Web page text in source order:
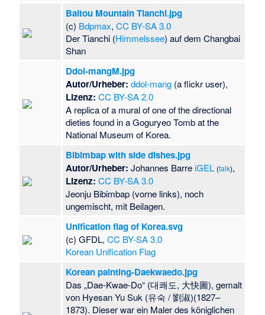
Baitou Mountain Tianchi.jpg
(c) Bdpmax,CC BY-SA 3.0
Der Tianchi (Himmelssee) auf dem Changbai
Shan
Ddol-mangM.jpg
Autor/Urheber: ddol-mang (a flickr user),
Lizenz: CC BY-SA 2.0
A replica of a mural of one of the directional
dieties found in a Goguryeo Tomb at the
National Museum of Korea.
Bibimbap with side dishes.jpg
Autor/Urheber: Johannes Barre iGEL (talk),
Lizenz: CC BY-SA 3.0
Jeonju Bibimbap (vorne links), noch
ungemischt, mit Beilagen.
Unification flag of Korea.svg
(c) GFDL,CC BY-SA 3.0
Korean Unification Flag
Korean painting-Daekwaedo.jpg
Das „Dae-Kwae-Do“ (대쾌도, 大快圖), gemalt
von Hyesan Yu Suk (유숙 / 劉淑)(1827–
1873). Dieser war ein Maler des königlichen